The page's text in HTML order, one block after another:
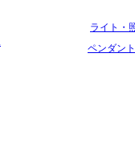
ライト・
ペンダン